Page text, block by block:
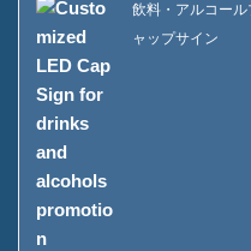
飲料・アルコー
ャップサイン